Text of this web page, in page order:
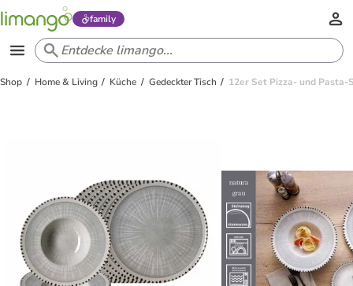
family
Shop Home & Living Küche Gedeckter Tisch 12er Set Pizza- und